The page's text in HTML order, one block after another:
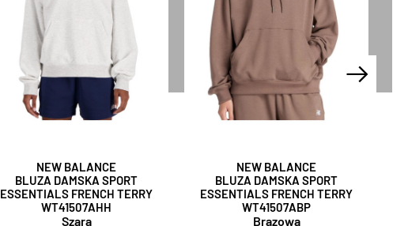
NEW BALANCE
BLUZA DAMSKA SPORT
ESSENTIALS FRENCH TERRY
WT41507AHH
Szara
NEW BALANCE
BLUZA DAMSKA SPORT
ESSENTIALS FRENCH TERRY
WT41507ABP
Brązowa